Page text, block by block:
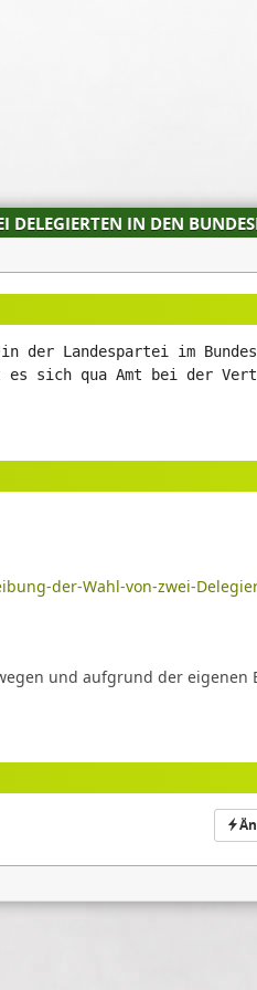
DELEGIERTEN IN DEN
der Landespartei im
sich qua Amt bei der
der-Wahl-von-zwei-
und aufgrund der eigenen